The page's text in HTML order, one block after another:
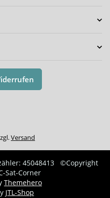
Versand
45048413
©Copyright
Sat-Corner
Themehero
JTL-Shop